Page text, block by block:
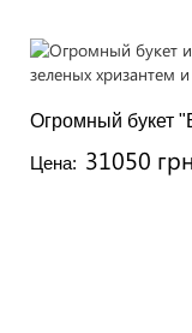
Огромный букет
Цена: 31050